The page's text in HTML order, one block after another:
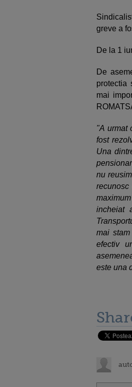
greve a
De la 1
De
protectia
mai
"A urmat
fost
Una
nu
incheiat
mai
efectiv
este una